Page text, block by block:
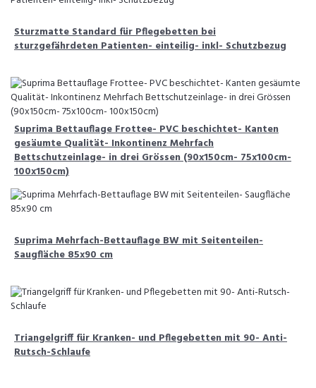
Sturzmatte Standard für Pflegebetten bei
sturzgefährdeten Patienten- einteilig- inkl- Schutzbezug
Suprima Bettauflage Frottee- PVC beschichtet- Kanten
gesäumte Qualität- Inkontinenz Mehrfach
Bettschutzeinlage- in drei Grössen (90x150cm- 75x100cm-
100x150cm)
Suprima Mehrfach-Bettauflage BW mit Seitenteilen-
Saugfläche 85x90 cm
Triangelgriff für Kranken- und Pflegebetten mit 90- Anti-
Rutsch-Schlaufe